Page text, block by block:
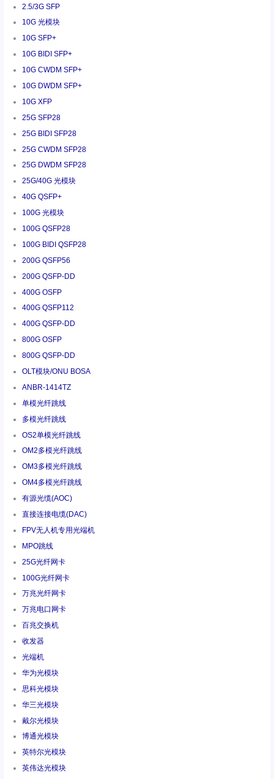
2.5/3G SFP
10G 光模块
10G SFP+
10G BIDI SFP+
10G CWDM SFP+
10G DWDM SFP+
10G XFP
25G SFP28
25G BIDI SFP28
25G CWDM SFP28
25G DWDM SFP28
25G/40G 光模块
40G QSFP+
100G 光模块
100G QSFP28
100G BIDI QSFP28
200G QSFP56
200G QSFP-DD
400G OSFP
400G QSFP112
400G QSFP-DD
800G OSFP
800G QSFP-DD
OLT模块/ONU BOSA
ANBR-1414TZ
单模光纤跳线
多模光纤跳线
OS2单模光纤跳线
OM2多模光纤跳线
OM3多模光纤跳线
OM4多模光纤跳线
有源光缆(AOC)
直接连接电缆(DAC)
FPV无人机专用光端机
MPO跳线
25G光纤网卡
100G光纤网卡
万兆光纤网卡
万兆电口网卡
百兆交换机
收发器
光端机
华为光模块
思科光模块
华三光模块
戴尔光模块
博通光模块
英特尔光模块
英伟达光模块